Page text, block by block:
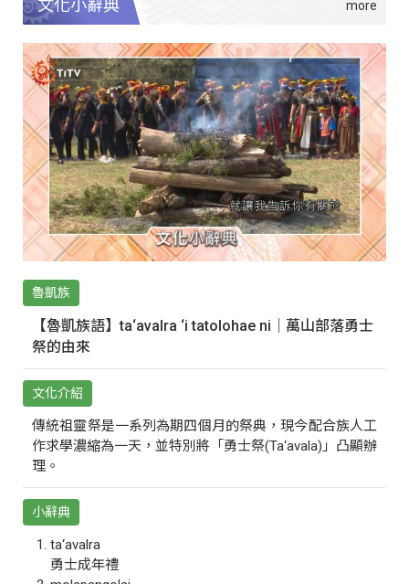
文化小辭典
魯凱族
【魯凱族語】ta‘avalra ‘i tatolohae ni｜萬山部落勇士
祭的由來
文化介紹
傳統祖靈祭是一系列為期四個月的祭典，現今配合族人工
作求學濃縮為一天，並特別將「勇士祭(Ta‘avala)」凸顯辦
理。
小辭典
ta‘avalra
勇士成年禮